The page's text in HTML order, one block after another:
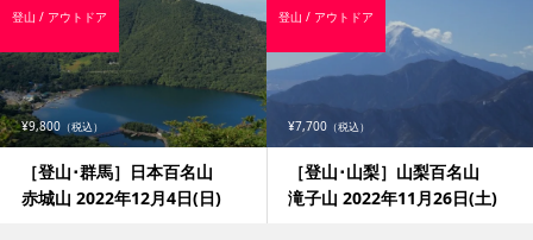
¥9,800 （税込）
［登山･群馬］日本百名山
赤城山 2022年12月4日(日)
登山 / アウトドア
¥7,700 （税込）
［登山･山梨］山梨百名山
滝子山 2022年11月26日(土)
登山 / アウトドア